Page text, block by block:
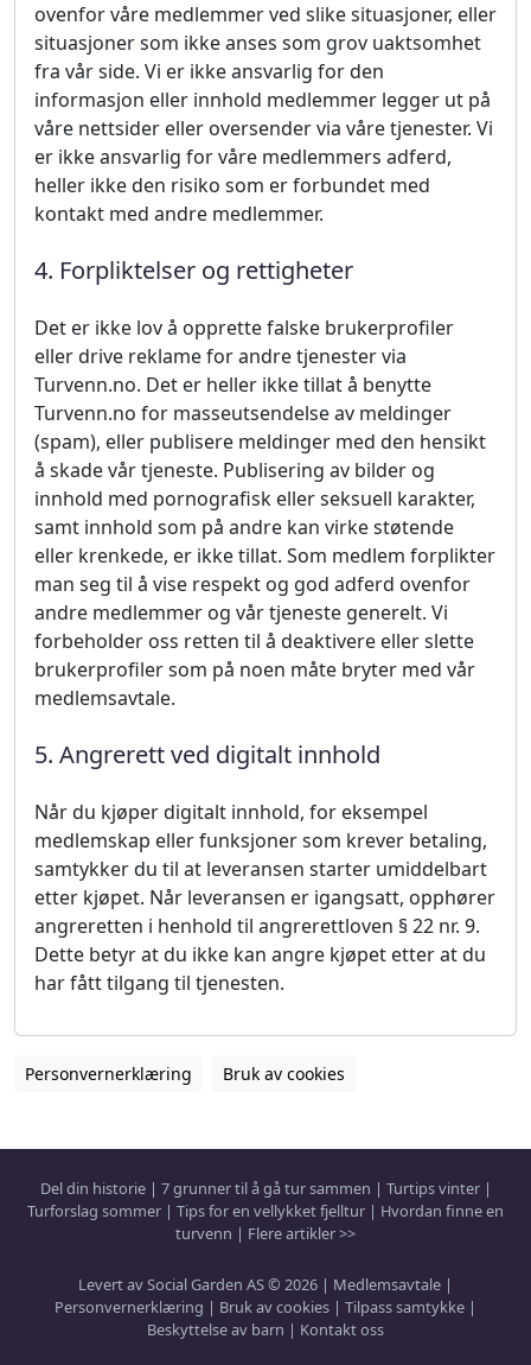
ovenfor våre medlemmer ved slike situasjoner, eller
situasjoner som ikke anses som grov uaktsomhet
fra vår side. Vi er ikke ansvarlig for den
informasjon eller innhold medlemmer legger ut på
våre nettsider eller oversender via våre tjenester. Vi
er ikke ansvarlig for våre medlemmers adferd,
heller ikke den risiko som er forbundet med
kontakt med andre medlemmer.
4. Forpliktelser og rettigheter
Det er ikke lov å opprette falske brukerprofiler
eller drive reklame for andre tjenester via
Turvenn.no. Det er heller ikke tillat å benytte
Turvenn.no for masseutsendelse av meldinger
(spam), eller publisere meldinger med den hensikt
å skade vår tjeneste. Publisering av bilder og
innhold med pornografisk eller seksuell karakter,
samt innhold som på andre kan virke støtende
eller krenkede, er ikke tillat. Som medlem forplikter
man seg til å vise respekt og god adferd ovenfor
andre medlemmer og vår tjeneste generelt. Vi
forbeholder oss retten til å deaktivere eller slette
brukerprofiler som på noen måte bryter med vår
medlemsavtale.
5. Angrerett ved digitalt innhold
Når du kjøper digitalt innhold, for eksempel
medlemskap eller funksjoner som krever betaling,
samtykker du til at leveransen starter umiddelbart
etter kjøpet. Når leveransen er igangsatt, opphører
angreretten i henhold til angrerettloven § 22 nr. 9.
Dette betyr at du ikke kan angre kjøpet etter at du
har fått tilgang til tjenesten.
Del din historie| 7 grunner til å gå tur sammen | Turtips vinter|
Turforslag sommer | Tips for en vellykket fjelltur | Hvordan finne en
turvenn | Flere artikler >>
Levert av Social Garden AS © 2026 | Medlemsavtale |
Personvernerklæring | Bruk av cookies | Tilpass samtykke |
Beskyttelse av barn | Kontakt oss